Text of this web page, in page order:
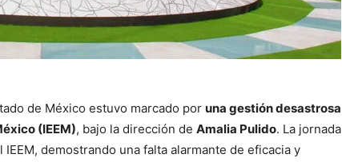
de México estuvo marcado por una gestión desastrosa
(IEEM), bajo la dirección de Amalia Pulido. La jornada
demostrando una falta alarmante de eficacia y